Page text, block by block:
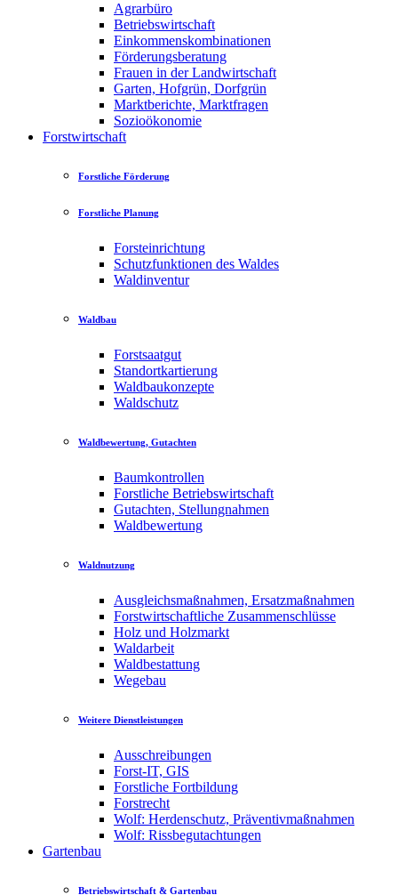
Agrarbüro
Betriebswirtschaft
Einkommenskombinationen
Förderungsberatung
Frauen in der Landwirtschaft
Garten, Hofgrün, Dorfgrün
Marktberichte, Marktfragen
Sozioökonomie
Forstwirtschaft
Forstliche Förderung
Forstliche Planung
Forsteinrichtung
Schutzfunktionen des Waldes
Waldinventur
Waldbau
Forstsaatgut
Standortkartierung
Waldbaukonzepte
Waldschutz
Waldbewertung, Gutachten
Baumkontrollen
Forstliche Betriebswirtschaft
Gutachten, Stellungnahmen
Waldbewertung
Waldnutzung
Ausgleichsmaßnahmen, Ersatzmaßnahmen
Forstwirtschaftliche Zusammenschlüsse
Holz und Holzmarkt
Waldarbeit
Waldbestattung
Wegebau
Weitere Dienstleistungen
Ausschreibungen
Forst-IT, GIS
Forstliche Fortbildung
Forstrecht
Wolf: Herdenschutz, Präventivmaßnahmen
Wolf: Rissbegutachtungen
Gartenbau
Betriebswirtschaft & Gartenbau